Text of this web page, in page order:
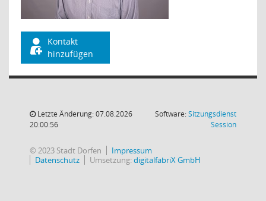
Kontakt
hinzufügen
Letzte Änderung: 07.08.2026
20:00:56
Software:Sitzungsdienst
Session(Wird in
© 2023 Stadt Dorfen
Impressum
Datenschutz
Umsetzung:digitalfabriX GmbH